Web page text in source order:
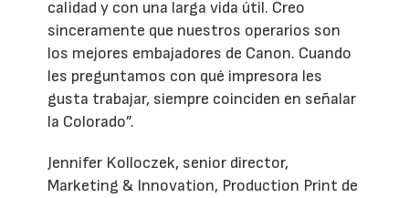
calidad y con una larga vida útil. Creo
sinceramente que nuestros operarios son
los mejores embajadores de Canon. Cuando
les preguntamos con qué impresora les
gusta trabajar, siempre coinciden en señalar
la Colorado”.
Jennifer Kolloczek, senior director,
Marketing & Innovation, Production Print de